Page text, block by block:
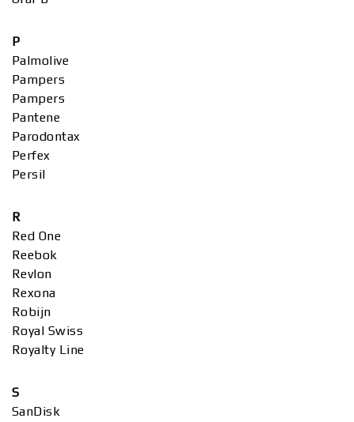
P
Palmolive
Pampers
Pampers
Pantene
Parodontax
Perfex
Persil
R
Red One
Reebok
Revlon
Rexona
Robijn
Royal Swiss
Royalty Line
S
SanDisk